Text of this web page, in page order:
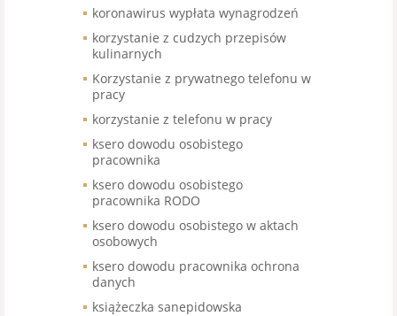
koronawirus wypłata wynagrodzeń
korzystanie z cudzych przepisów
kulinarnych
Korzystanie z prywatnego telefonu w
pracy
korzystanie z telefonu w pracy
ksero dowodu osobistego
pracownika
ksero dowodu osobistego
pracownika RODO
ksero dowodu osobistego w aktach
osobowych
ksero dowodu pracownika ochrona
danych
książeczka sanepidowska